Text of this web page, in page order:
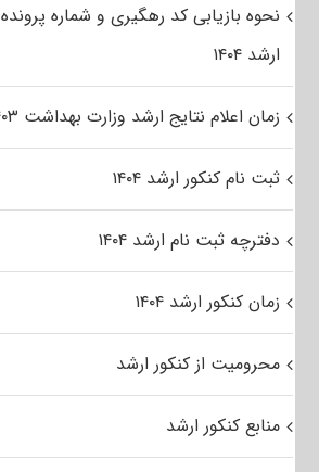
نحوه بازیابی کد رهگیری و شماره پرونده
ارشد ۱۴۰۴
زمان اعلام نتایج ارشد وزارت بهداشت ۱۴۰۳
ثبت نام کنکور ارشد ۱۴۰۴
دفترچه ثبت نام ارشد ۱۴۰۴
زمان کنکور ارشد ۱۴۰۴
محرومیت از کنکور ارشد
منابع کنکور ارشد